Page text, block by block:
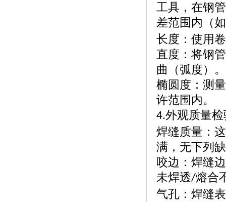
工具，在钢
差范围内（如
长度：使用
直度：将钢
曲（弧度）。
椭圆度：测
许范围内。
4.外观质量检
焊缝质量：
满，无下列
咬边：焊缝
未焊透/熔合
气孔：焊缝